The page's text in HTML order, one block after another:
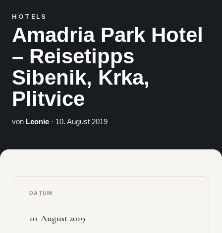
HOTELS
Amadria Park Hotel
– Reisetipps
Sibenik, Krka,
Plitvice
von Leonie · 10. August 2019
DATUM
10. August 2019